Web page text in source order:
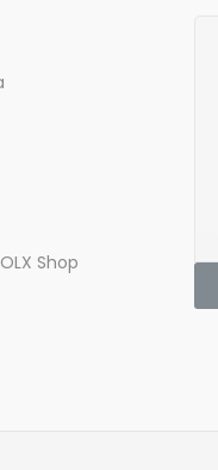
Shop